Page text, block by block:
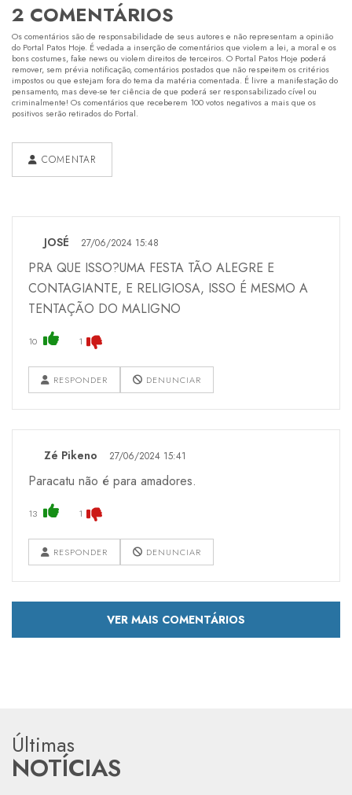
2 COMENTÁRIOS
Os comentários são de responsabilidade de seus autores e não representam a opinião
do Portal Patos Hoje. É vedada a inserção de comentários que violem a lei, a moral e os
bons costumes, fake news ou violem direitos de terceiros. O Portal Patos Hoje poderá
remover, sem prévia notificação, comentários postados que não respeitem os critérios
impostos ou que estejam fora do tema da matéria comentada. É livre a manifestação do
pensamento, mas deve-se ter ciência de que poderá ser responsabilizado cível ou
criminalmente! Os comentários que receberem 100 votos negativos a mais que os
positivos serão retirados do Portal.
COMENTAR
JOSÉ 27/06/2024 15:48
PRA QUE ISSO?UMA FESTA TÃO ALEGRE E
CONTAGIANTE, E RELIGIOSA, ISSO É MESMO A
TENTAÇÃO DO MALIGNO
10 1
RESPONDER DENUNCIAR
Zé Pikeno 27/06/2024 15:41
Paracatu não é para amadores.
13 1
RESPONDER DENUNCIAR
VER MAIS COMENTÁRIOS
Últimas
NOTÍCIAS